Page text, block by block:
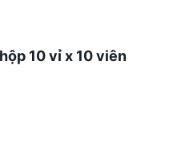
10 vỉ x 10 viên